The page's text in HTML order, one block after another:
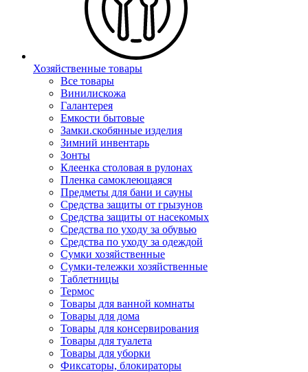
Хозяйственные товары
Все товары
Винилискожа
Галантерея
Емкости бытовые
Замки.скобянные изделия
Зимний инвентарь
Зонты
Клеенка столовая в рулонах
Пленка самоклеющаяся
Предметы для бани и сауны
Средства защиты от грызунов
Средства защиты от насекомых
Средства по уходу за обувью
Средства по уходу за одеждой
Сумки хозяйственные
Сумки-тележки хозяйственные
Таблетницы
Термос
Товары для ванной комнаты
Товары для дома
Товары для консервирования
Товары для туалета
Товары для уборки
Фиксаторы, блокираторы